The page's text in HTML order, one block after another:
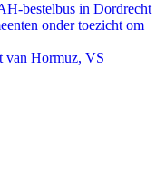
bestelbus in Dordrecht
onder toezicht om
van Hormuz, VS